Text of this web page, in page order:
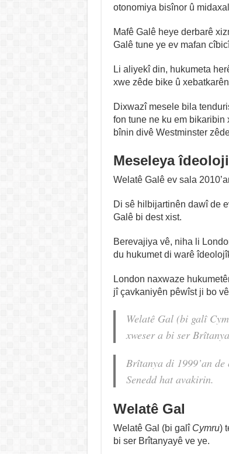
otonomiya bisînor û
Mafê Galê heye derbarê
Galê tune ye ev mafan
Li aliyekî din, hukumeta
xwe zêde bike û
Dixwazî mesele bila
fon tune ne ku em
bînin divê Westminster
Meseleya
Welatê Galê ev sala
Di sê hilbijartinên dawî de
Galê bi dest xist.
Berevajiya vê, niha li
du hukumet di warê
London naxwaze
jî çavkaniyên pêwîst ji bo
Welatê Gal (bi galî
xweser a bi ser
Brîtanya di 1999’an
Senedd hat avakirin.
Welatê Gal
Welatê Gal (bi galî Cymru)
bi ser Brîtanyayê ve ye.